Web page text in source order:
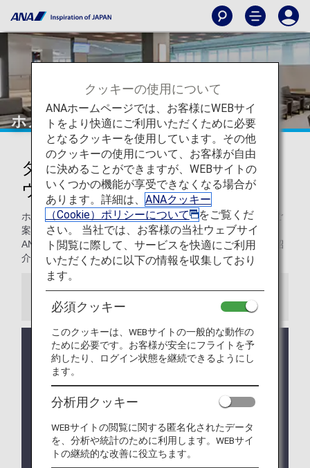
ホノルル
ダニエル.K.イノウエ国際空港のラ
ウンジ
ホノルルの空港のANAラウンジをご利用いただくお客様へご
案内いたします。ハワイ、ダニエル.K.イノウエ国際空港の
ANA SUITE LOUNGE、ANA LOUNGEの設備やお食事をご紹
介します。
お知らせ
価格改定のお知らせ：2025年9月16日販売分より、
有料ラウンジサービスのご利用料金を変更いたしま
す。改定後の料金につきましては、「
をご確認ください。
ラウンジ所有者がANAではない空港においては事前
告知なくサービス、営業時間が変更する可能性がご
ざいます。
クッキーの使用について
ANAホームページでは、お客様にWEBサイ
トをより快適にご利用いただくために必要
となるクッキーを使用しています。その他
のクッキーの使用について、お客様が自由
に決めることができますが、WEBサイトの
いくつかの機能が享受できなくなる場合が
あります。詳細は、 ANAクッキー
（Cookie）ポリシーについて
をご覧くだ
さい。 当社では、お客様の当社ウェブサイ
ト閲覧に際して、サービスを快適にご利用
いただくために以下の情報を収集しており
ます。
必須クッキー
このクッキーは、WEBサイトの一般的な動作の
ために必要です。お客様が安全にフライトを予
約したり、ログイン状態を継続できるようにし
ます。
分析用クッキー
WEBサイトの閲覧に関する匿名化されたデータ
を、分析や統計のために利用します。WEBサイ
トの継続的な改善に役立ちます。